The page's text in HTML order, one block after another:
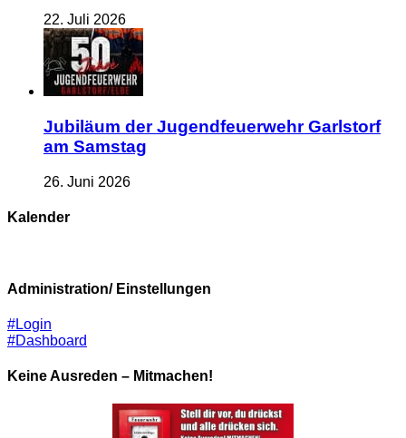
22. Juli 2026
Jubiläum der Jugendfeuerwehr Garlstorf
am Samstag
26. Juni 2026
Kalender
Administration/ Einstellungen
#Login
#Dashboard
Keine Ausreden – Mitmachen!